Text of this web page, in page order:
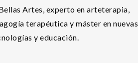
Artes, experto en arteterapia,
terapéutica y máster en nuevas
y educación.